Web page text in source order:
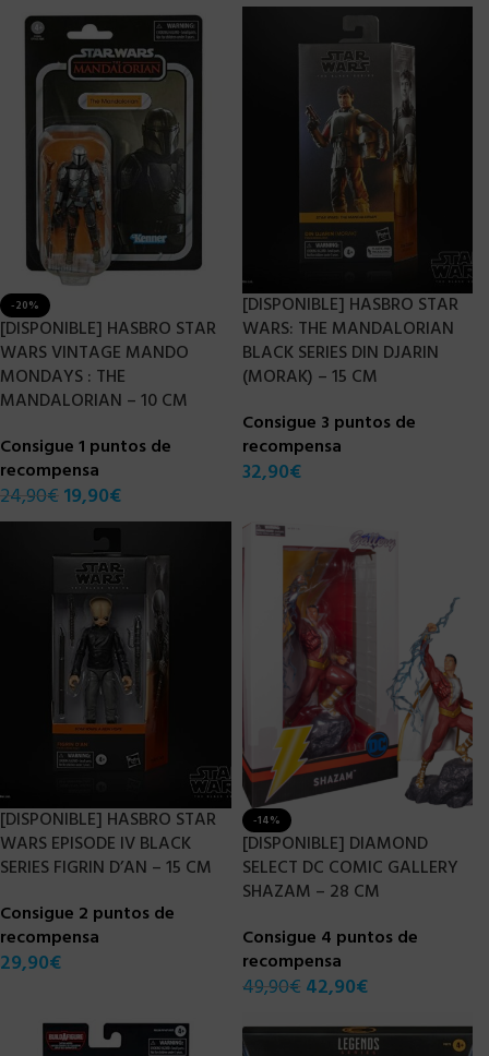
-20%
[DISPONIBLE] HASBRO STAR
WARS VINTAGE MANDO
MONDAYS : THE
MANDALORIAN – 10 CM
Consigue 1 puntos de
recompensa
24,90€ 19,90€
[DISPONIBLE] HASBRO STAR
WARS: THE MANDALORIAN
BLACK SERIES DIN DJARIN
(MORAK) – 15 CM
Consigue 3 puntos de
recompensa
32,90€
[DISPONIBLE] HASBRO STAR
WARS EPISODE IV BLACK
SERIES FIGRIN D’AN – 15 CM
Consigue 2 puntos de
recompensa
29,90€
-14%
[DISPONIBLE] DIAMOND
SELECT DC COMIC GALLERY
SHAZAM – 28 CM
Consigue 4 puntos de
recompensa
49,90€ 42,90€